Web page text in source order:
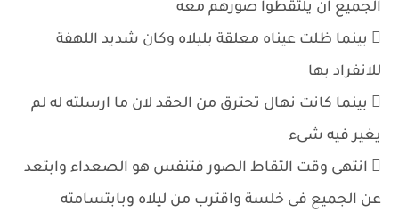
الجميع ان يلتقطوا صورهم معه
 بينما ظلت عيناه معلقة بليلاه وكان شديد اللهفة
للانفراد بها
 بينما كانت نهال تحترق من الحقد لان ما ارسلته له لم
يغير فيه شىء
 انتهى وقت التقاط الصور فتنفس هو الصعداء وابتعد
عن الجميع فى خلسة واقترب من ليلاه وبابتسامته